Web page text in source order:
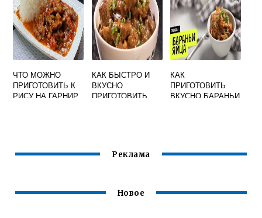
ЧТО МОЖНО
ПРИГОТОВИТЬ К
РИСУ НА ГАРНИР
КАК БЫСТРО И
ВКУСНО
ПРИГОТОВИТЬ
КАК
ПРИГОТОВИТЬ
ВКУСНО БАРАНЬИ
Реклама
Новое